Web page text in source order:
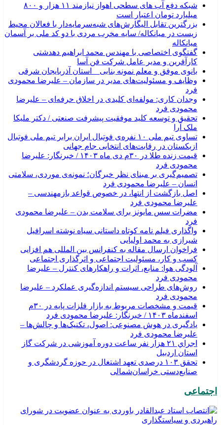
شبکه دفع آب های سطحی اهواز نیازمند ۱۱ هزار و ۸۰۰
میلیارد تومان اعتبار است
بزرگترین تقابل الیگارش‌های شبه‌سرمایه‌دار با فعالان محیط
زیست در میانکاله/ سایه مخرب مردی با دو کد ملی بر آسمان
میانکاله
گفتگوی اختصاصی با مهندس محمد ابراهیم دهدشتی
کارآفرین و مدیر عامل شرکت فن آسا
بانوی موفق و معلم نمونه بنابی _ استان آذربایجان شرقی
وظایف و مسئولیت‌های مدیر در سازمان – علیرضا محمودی
فرد
وجدان کاری: مولفه‌ای کلیدی در اخلاق حرفه‌ای – علیرضا
محمودی فرد
تحقیق و توسعه کلید موفقیت پیشرفت صنعتی / دکتر ملیکا
ملک آرا
تساوی تیم ملی ۱۰ نفره‌ی فوتبال ایران برابر تیم ملی فوتبال
ازبکستان در رقابت‌های انتخابی جام جهانی
قیمت زنده طلا در ۳۰م دی ماه ۱۴۰۳ / خبرنگار: علیرضا
محمودی فرد
تصمیم‌گیری بر مبنای نظر خبرگان؛ نمونه‌ی موردی، سلامتی
انسان – علیرضا محمودی فرد
اصل بازگشت از انتها، در خصوص قواعد بازمهندسی –
علیرضا محمودی فرد
مضرات سس مایونز برای سلامت بدن – علیرضا محمودی
فرد
واگذاری فیلم نامه کوتاه داستانی سیاه نوشته اسرافیل
شیرازی به محمد اولیایی
فراخوان ارسال مقاله به کنفرانس بین المللی هم افزایی
کسب و کار، مسئولیت اجتماعی و اثرگذاری اجتماعی
آلودگی هوا: منابع، اثرات و راهکارهای کنترل – علیرضا
محمودی فرد
روش‌های طراحی سیستم اندازه‌گیری عملکرد – علیرضا
محمودی فرد
قیمت و مشخصات مربوط به بازار فلزات پایه در ۳۰م
اسفندماه ۱۴۰۳ / خبرنگار: علیرضا محمودی فرد
یادگیری در هوش مصنوعی: اصول، تکنیک‌ها و چالش‌ها –
علیرضا محمودی فرد
اجراي ۲۱ هزار نفر ساعت دوره آموزشی در شركت گاز
استان اردبيل
تحقق ۱۰۳ درصدی تعهد اشتغال در حوزه گردشگری و
صنایع‌دستی خراسان‌شمالی
اجتماعی